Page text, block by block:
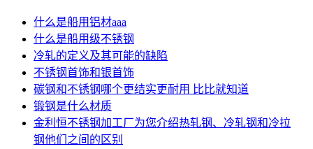
什么是船用铝材aaa
什么是船用级不锈钢
冷轧的定义及其可能的缺陷
不锈钢首饰和银首饰
碳钢和不锈钢哪个更结实更耐用 比比就知道
锻钢是什么材质
金利恒不锈钢加工厂为您介绍热轧钢、冷轧钢和冷拉
钢他们之间的区别